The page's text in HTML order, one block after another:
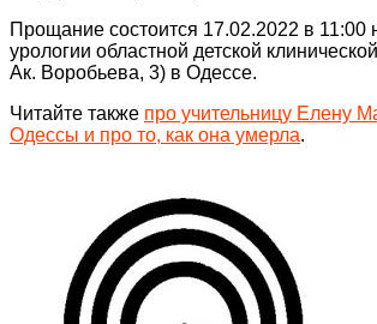
Прощание состоится 17.02.2022 в 11:00
урологии областной детской
Ак. Воробьева, 3) в Одессе.
Читайте также про учительницу Елену
Одессы и про то, как она умерла.